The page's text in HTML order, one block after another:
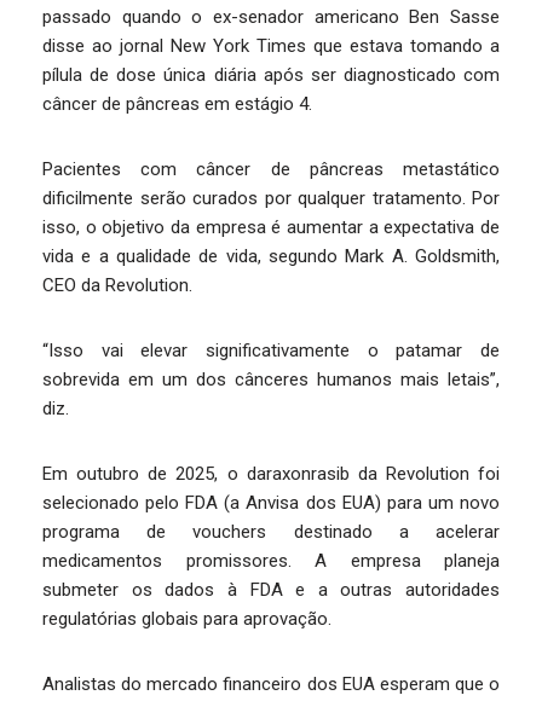
passado quando o ex-senador americano Ben Sasse
disse ao jornal New York Times que estava tomando a
pílula de dose única diária após ser diagnosticado com
câncer de pâncreas em estágio 4.
Pacientes com câncer de pâncreas metastático
dificilmente serão curados por qualquer tratamento. Por
isso, o objetivo da empresa é aumentar a expectativa de
vida e a qualidade de vida, segundo Mark A. Goldsmith,
CEO da Revolution.
“Isso vai elevar significativamente o patamar de
sobrevida em um dos cânceres humanos mais letais”,
diz.
Em outubro de 2025, o daraxonrasib da Revolution foi
selecionado pelo FDA (a Anvisa dos EUA) para um novo
programa de vouchers destinado a acelerar
medicamentos promissores. A empresa planeja
submeter os dados à FDA e a outras autoridades
regulatórias globais para aprovação.
Analistas do mercado financeiro dos EUA esperam que o